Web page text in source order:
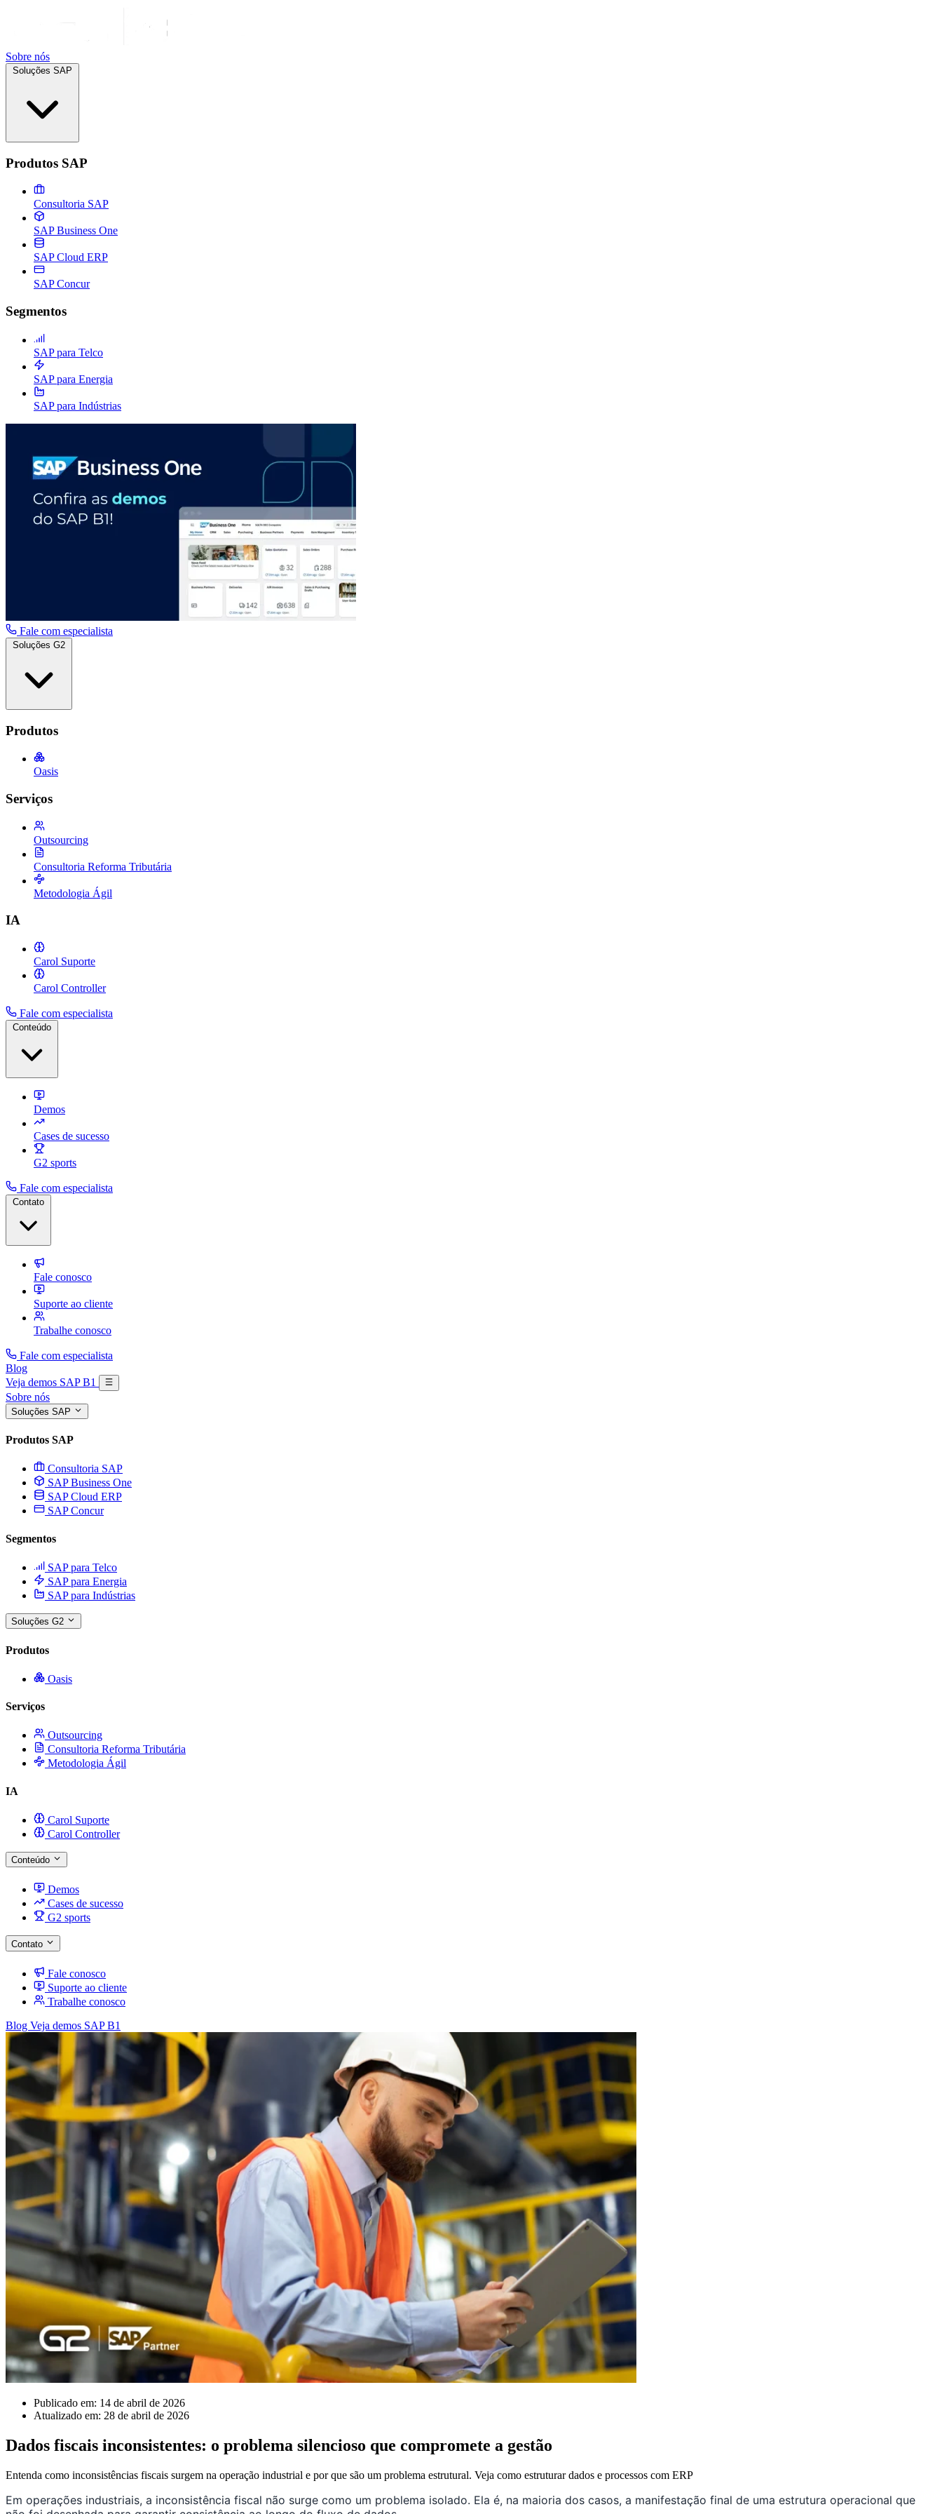
Sobre nós
Produtos SAP
Consultoria SAP
SAP Business One
SAP Cloud ERP
SAP Concur
Segmentos
SAP para Telco
SAP para Energia
SAP para Indústrias
Fale com especialista
Produtos
Oasis
Serviços
Outsourcing
Consultoria Reforma Tributária
Metodologia Ágil
IA
Carol Suporte
Carol Controller
Fale com especialista
Demos
Cases de sucesso
G2 sports
Fale com especialista
Fale conosco
Suporte ao cliente
Trabalhe conosco
Fale com especialista
Blog
Veja demos SAP B1
Sobre nós
Soluções SAP
Produtos SAP
Consultoria SAP
SAP Business One
SAP Cloud ERP
SAP Concur
Segmentos
SAP para Telco
SAP para Energia
SAP para Indústrias
Soluções G2
Produtos
Oasis
Serviços
Outsourcing
Consultoria Reforma Tributária
Metodologia Ágil
IA
Carol Suporte
Carol Controller
Conteúdo
Demos
Cases de sucesso
G2 sports
Contato
Fale conosco
Suporte ao cliente
Trabalhe conosco
Blog Veja demos SAP B1
Publicado em: 14 de abril de 2026
Atualizado em: 28 de abril de 2026
Dados fiscais inconsistentes: o problema silencioso que compromete a gestão
Entenda como inconsistências fiscais surgem na operação industrial e por que são um problema estrutural. Veja como estruturar dados e processos com ERP
Em operações industriais, a inconsistência fiscal não surge como um problema isolado. Ela é, na maioria dos casos, a manifestação final de uma estrutura operacional que